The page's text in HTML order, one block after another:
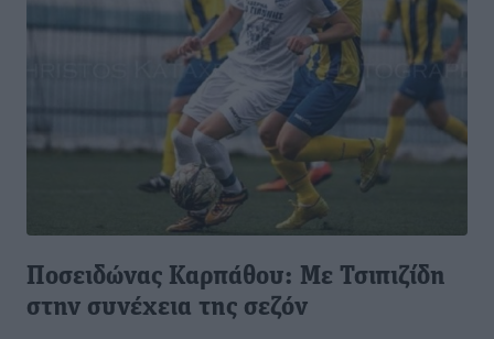
Ποσειδώνας Καρπάθου: Με Τσιπιζίδη
στην συνέχεια της σεζόν